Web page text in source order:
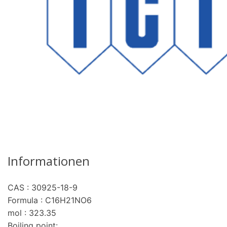
Informationen
CAS : 30925-18-9
Formula : C16H21NO6
mol : 323.35